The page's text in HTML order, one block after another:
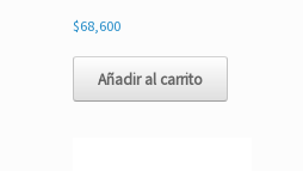
$68,600
Añadir al carrito